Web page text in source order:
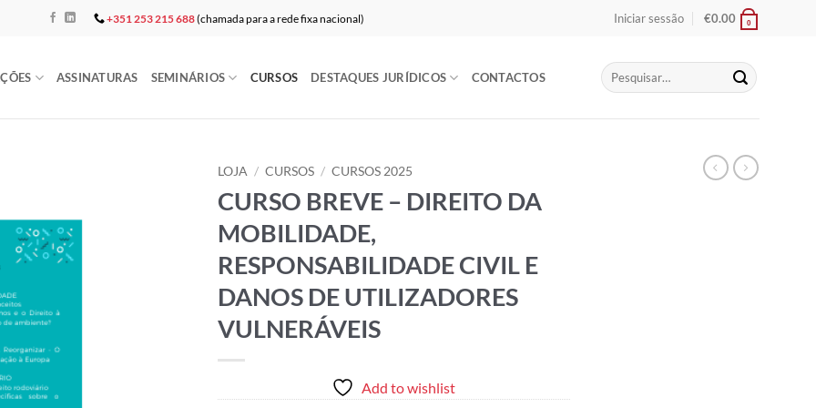
+351 253 215 688(chamada para a rede fixa nacional) Iniciar sessão €0.00 0
ASSINATURAS SEMINÁRIOS CURSOS DESTAQUES JURÍDICOS CONTACTOS
Pesquisar
por:
LOJA / CURSOS / CURSOS 2025
CURSO BREVE – DIREITO DA
MOBILIDADE,
RESPONSABILIDADE CIVIL E
DANOS DE UTILIZADORES
VULNERÁVEIS
Add to wishlist